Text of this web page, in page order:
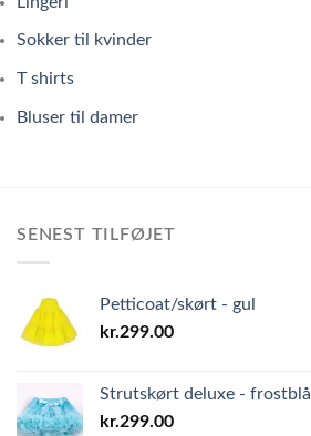
Sokker til kvinder
T shirts
Bluser til damer
SENEST TILFØJET
Petticoat/skørt - gul
kr.299.00
Strutskørt deluxe - frostblå
kr.299.00